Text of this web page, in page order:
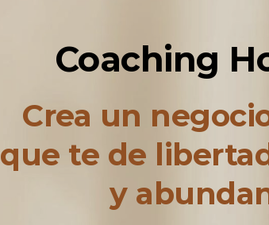
Coaching
Crea un
que te de
y